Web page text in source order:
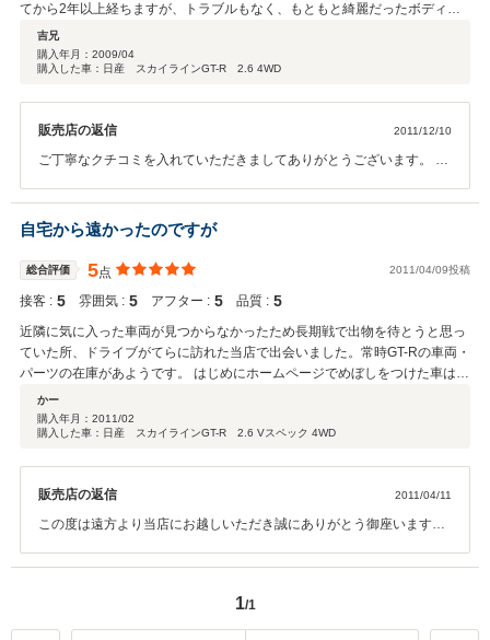
てから2年以上経ちますが、トラブルもなく、もともと綺麗だったボディは
一切錆びることなく輝きを保っています。錆がない車両を優先して仕入れて
きているようです。またアフターサービスやチューニングも快く相談に乗っ
てくれます。まさに岩手のGT-R専門店のようです。そしてGT-Rだけでなく
吉兄
購入年月： 2009/04
購入した車：日産 スカイラインGT-R 2.6 4WD
販売店の返信 2011/12/10
ご丁寧なクチコミを入れていただきましてありがとうございます。 吉
うございます。 その後ご家族様のお車も含め調子はいかがでしょう
か？ 何か故障や問題などありましたらいつでもご連絡下さい。 またお
車の事以外でもいつでもお気軽に遊びに来て下さい。 またＧＴ－Ｒの
話で盛り上がりましょう♪ 季節は本格的な冬になり寒さが増してきま
したが お体にはお気をつけて下さい。
自宅から遠かったのですが
総合評価 5点 2011/04/09投稿
接客 : 5 雰囲気 : 5 アフター : 5 品質 : 5
近隣に気に入った車両が見つからなかったため長期戦で出物を待とうと思っ
ていた所、ドライブがてらに訪れた当店で出会いました。常時GT-Rの車両・
パーツの在庫があようです。 はじめにホームページでめぼしをつけた車はす
でに販売済み。前日入荷したばかりという車に一目惚れ。車検きれで試乗で
きず悩んだのですが、購入することに。2週間ほど整備していただいて納車
なりました。 特に問題なく運転していましたが、ある時４WDのメーターが
ころＭ．ｓｔｙｌｅさんで費用負担してくださることに。 Gセンサーはすで
に新品がなく中古での修理ということになりましたが大変満足で感謝してお
かー
購入年月： 2011/02
購入した車：日産 スカイラインGT-R 2.6 Vスペック 4WD
販売店の返信 2011/04/11
この度は遠方より当店にお越しいただき誠にありがとう御座います。
私自身ＧＴ－Ｒが好きな事もあり、とても得意な車種として常に上質
けしましたが また何か故障やチューニングのご質問など御座いました
らいつでもご相談下さい。 またこちらに遊びに来られる事が御座いま
1/1